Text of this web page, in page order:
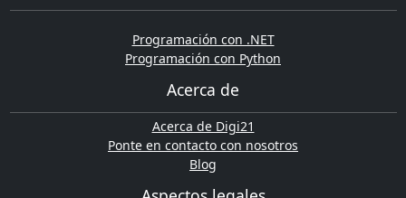
Programación con .NET
Programación con Python
Acerca de
Acerca de Digi21
Ponte en contacto con nosotros
Blog